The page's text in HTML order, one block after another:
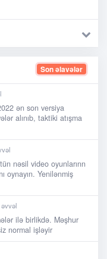
Son əlavələr
ən son versiya
alınıb, taktiki atışma
nəsil video oyunlarınn
oynayın. Yenilənmiş
ilə birlikdə. Məşhur
normal işləyir